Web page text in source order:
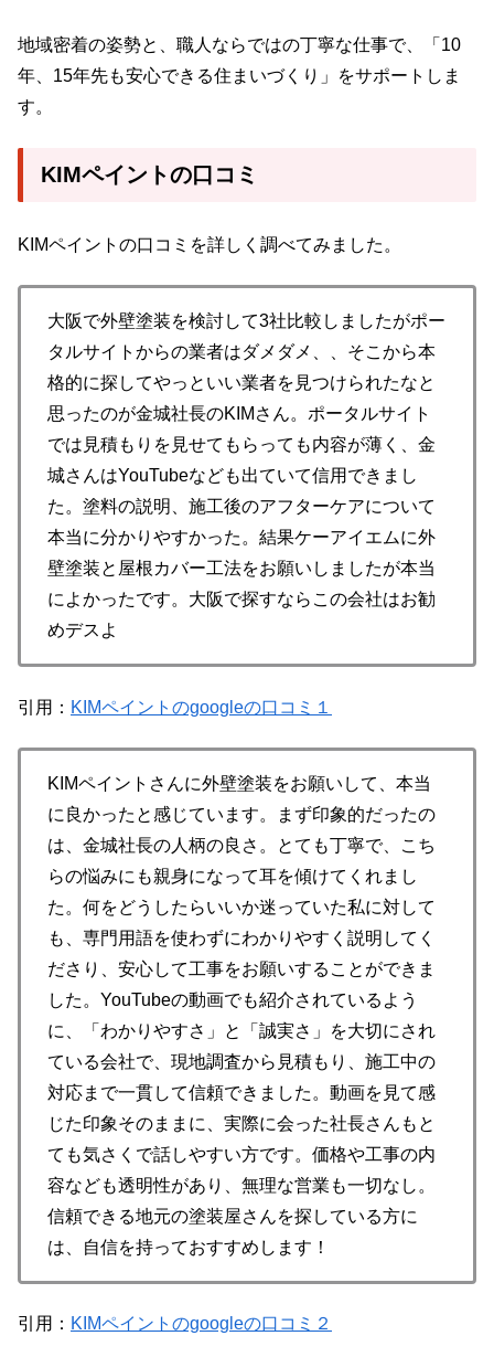
地域密着の姿勢と、職人ならではの丁寧な仕事で、「10
年、15年先も安心できる住まいづくり」をサポートしま
す。
KIMペイントの口コミ
KIMペイントの口コミを詳しく調べてみました。
大阪で外壁塗装を検討して3社比較しましたがポー
タルサイトからの業者はダメダメ、、そこから本
格的に探してやっといい業者を見つけられたなと
思ったのが金城社長のKIMさん。ポータルサイト
では見積もりを見せてもらっても内容が薄く、金
城さんはYouTubeなども出ていて信用できまし
た。塗料の説明、施工後のアフターケアについて
本当に分かりやすかった。結果ケーアイエムに外
壁塗装と屋根カバー工法をお願いしましたが本当
によかったです。大阪で探すならこの会社はお勧
めデスよ
引用： KIMペイントのgoogleの口コミ１
KIMペイントさんに外壁塗装をお願いして、本当
に良かったと感じています。まず印象的だったの
は、金城社長の人柄の良さ。とても丁寧で、こち
らの悩みにも親身になって耳を傾けてくれまし
た。何をどうしたらいいか迷っていた私に対して
も、専門用語を使わずにわかりやすく説明してく
ださり、安心して工事をお願いすることができま
した。YouTubeの動画でも紹介されているよう
に、「わかりやすさ」と「誠実さ」を大切にされ
ている会社で、現地調査から見積もり、施工中の
対応まで一貫して信頼できました。動画を見て感
じた印象そのままに、実際に会った社長さんもと
ても気さくで話しやすい方です。価格や工事の内
容なども透明性があり、無理な営業も一切なし。
信頼できる地元の塗装屋さんを探している方に
は、自信を持っておすすめします！
引用： KIMペイントのgoogleの口コミ２